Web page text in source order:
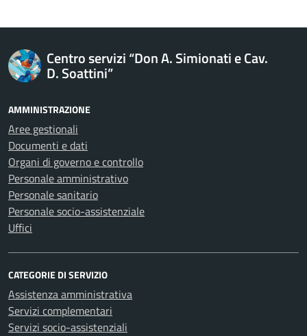
Centro servizi “Don A. Simionati e Cav.
D. Soattini”
AMMINISTRAZIONE
Aree gestionali
Documenti e dati
Organi di governo e controllo
Personale amministrativo
Personale sanitario
Personale socio-assistenziale
Uffici
CATEGORIE DI SERVIZIO
Assistenza amministrativa
Servizi complementari
Servizi socio-assistenziali